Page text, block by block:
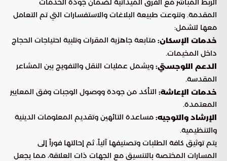
الربط المباشر مع الفرق الميدانية لضمان جودة الخدمات
المقدمة. وتنوعت طبيعة البلاغات والاستفسارات التي تم التعامل
معها لتشمل:
خدمات الإسكان: متابعة جاهزية المقرات وتلبية احتياجات الحجاج
داخل المخيمات.
الدعم اللوجستي: ويشمل عمليات النقل والتفويج بين المشاعر
المقدسة.
خدمات الإعاشة: التأكد من جودة ووصول الوجبات وفق المعايير
المعتمدة.
الإرشاد والتوجيه: مساعدة التائهين وتقديم المعلومات الدينية
والتنظيمية.
يتم توثيق كافة الطلبات وتصنيفها آلياً، ثم إحالتها فوراً إلى
المسارات المختصة بالتنسيق مع الجهات ذات العلاقة، مما يجعل